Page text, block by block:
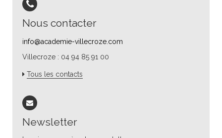
Nous contacter
info@academie-villecroze.com
Villecroze : 04 94 85 91 00
Tous les contacts
Newsletter